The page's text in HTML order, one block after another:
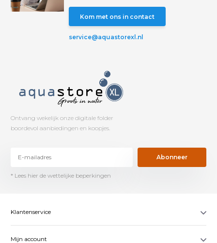
Kom met ons in contact
service@aquastorexl.nl
Ontvang wekelijk onze digitale folder
boordevol aanbiedingen en koopjes.
Abonneer
* Lees hier de wettelijke beperkingen
Klantenservice
Mijn account